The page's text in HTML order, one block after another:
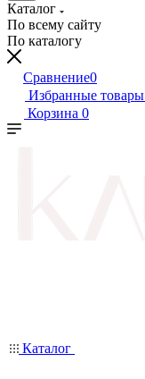
Каталог
По всему сайту
По каталогу
Сравнение0
Избранные товары
Корзина 0
Каталог